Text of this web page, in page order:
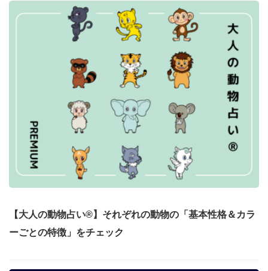
【大人の動物占い®】それぞれの動物の「基本性格＆カラ
ーごとの特徴」をチェック